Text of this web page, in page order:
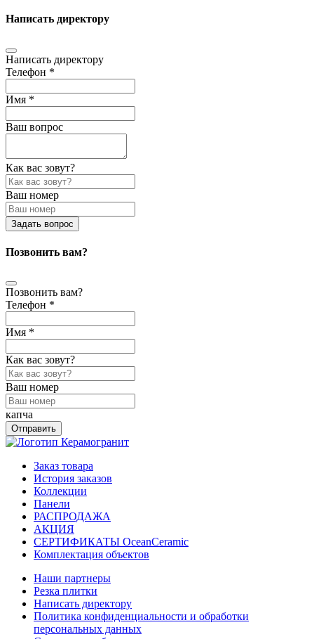
Написать директору
Написать директору
Телефон *
Имя *
Ваш вопрос
Как вас зовут?
Ваш номер
Задать вопрос
Позвонить вам?
Позвонить вам?
Телефон *
Имя *
Как вас зовут?
Ваш номер
капча
Отправить
Заказ товара
История заказов
Коллекции
Панели
РАСПРОДАЖА
АКЦИЯ
СЕРТИФИКАТЫ OceanCeramic
Комплектация объектов
Наши партнеры
Резка плитки
Написать директору
Политика конфиденциальности и обработки
персональных данных